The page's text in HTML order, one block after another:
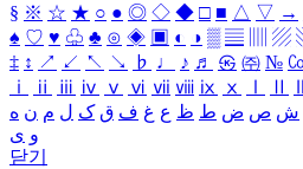
§ ※ ☆ ★ ○ ● ◎ ◇ ◆ □ ■ △ ▽ →
♠ ♡ ♥ ♧ ♣ ⊙ ◈ ▣ ◐ ◑ ▒ ▤ ▨
‡ ↕ ↗ ↙ ↖ ↘ ♭ ♩ ♪ ♬ ㉿ ㈜ №
ⅰ
ⅱ ⅲ ⅳ ⅴ ⅵ ⅶ ⅷ ⅸ ⅹ
ش ص ض ط ظ ع غ ف ق ک ل م ن ه
و ی
닫기